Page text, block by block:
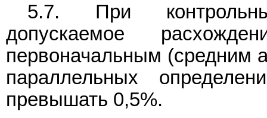
5.7. При
допускаемое
первоначальным (средним
параллельных
превышать 0,5%.